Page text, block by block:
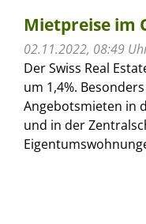
Mietpreise im
02.11.2022, 08:49
Der Swiss Real
um 1,4%.
Angebotsmieten in
und in der